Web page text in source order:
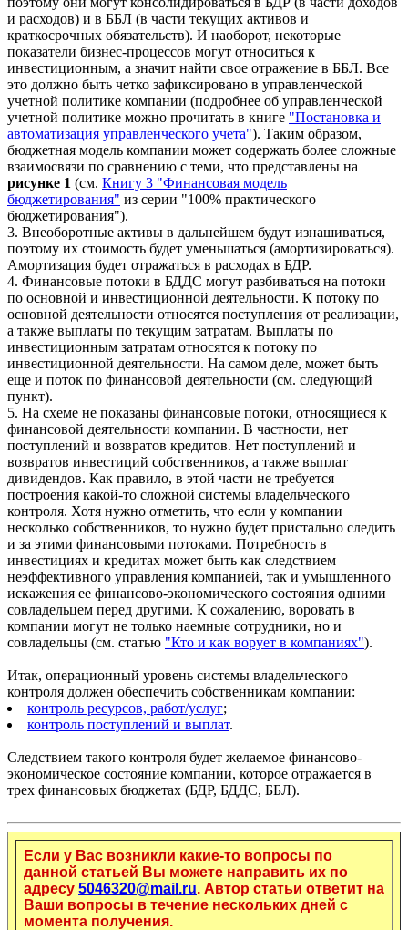
и расходов) и в ББЛ (в части текущих активов и
краткосрочных обязательств). И наоборот, некоторые
показатели бизнес-процессов могут относиться к
инвестиционным, а значит найти свое отражение в ББЛ. Все
это должно быть четко зафиксировано в управленческой
учетной политике компании (подробнее об управленческой
учетной политике можно прочитать в книге "Постановка и
автоматизация управленческого учета"). Таким образом,
бюджетная модель компании может содержать более сложные
взаимосвязи по сравнению с теми, что представлены на
рисунке 1 (см. Книгу 3 "Финансовая модель
бюджетирования" из серии "100% практического
бюджетирования").
3. Внеоборотные активы в дальнейшем будут изнашиваться,
поэтому их стоимость будет уменьшаться (амортизироваться).
Амортизация будет отражаться в расходах в БДР.
4. Финансовые потоки в БДДС могут разбиваться на потоки
по основной и инвестиционной деятельности. К потоку по
основной деятельности относятся поступления от реализации,
а также выплаты по текущим затратам. Выплаты по
инвестиционным затратам относятся к потоку по
инвестиционной деятельности. На самом деле, может быть
еще и поток по финансовой деятельности (см. следующий
пункт).
5. На схеме не показаны финансовые потоки, относящиеся к
финансовой деятельности компании. В частности, нет
поступлений и возвратов кредитов. Нет поступлений и
возвратов инвестиций собственников, а также выплат
дивидендов. Как правило, в этой части не требуется
построения какой-то сложной системы владельческого
контроля. Хотя нужно отметить, что если у компании
несколько собственников, то нужно будет пристально следить
и за этими финансовыми потоками. Потребность в
инвестициях и кредитах может быть как следствием
неэффективного управления компанией, так и умышленного
искажения ее финансово-экономического состояния одними
совладельцем перед другими. К сожалению, воровать в
компании могут не только наемные сотрудники, но и
совладельцы (см. статью "Кто и как ворует в компаниях").
Итак, операционный уровень системы владельческого
контроля должен обеспечить собственникам компании:
контроль ресурсов, работ/услуг;
контроль поступлений и выплат.
Следствием такого контроля будет желаемое финансово-
экономическое состояние компании, которое отражается в
трех финансовых бюджетах (БДР, БДДС, ББЛ).
Если у Вас возникли какие-то вопросы по
данной статьей Вы можете направить их по
адресу 5046320@mail.ru. Автор статьи ответит на
Ваши вопросы в течение нескольких дней с
момента получения.